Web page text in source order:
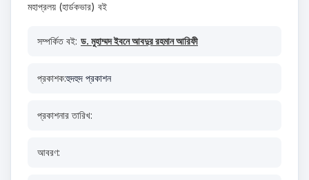
মহাপ্রলয় (হার্ডকভার) বই
সম্পর্কিত বই: ড. মুহাম্মদ ইবনে আবদুর রহমান আরিফী
প্রকাশক:হুদহুদ প্রকাশন
প্রকাশনার তারিখ:
আবরণ: